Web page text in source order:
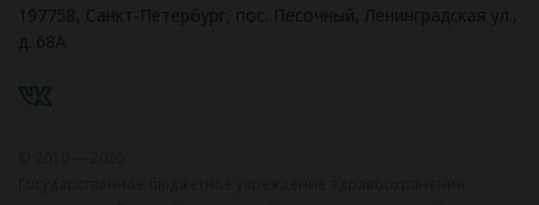
197758, Санкт-Петербург, пос. Песочный, Ленинградская ул.,
д. 68А